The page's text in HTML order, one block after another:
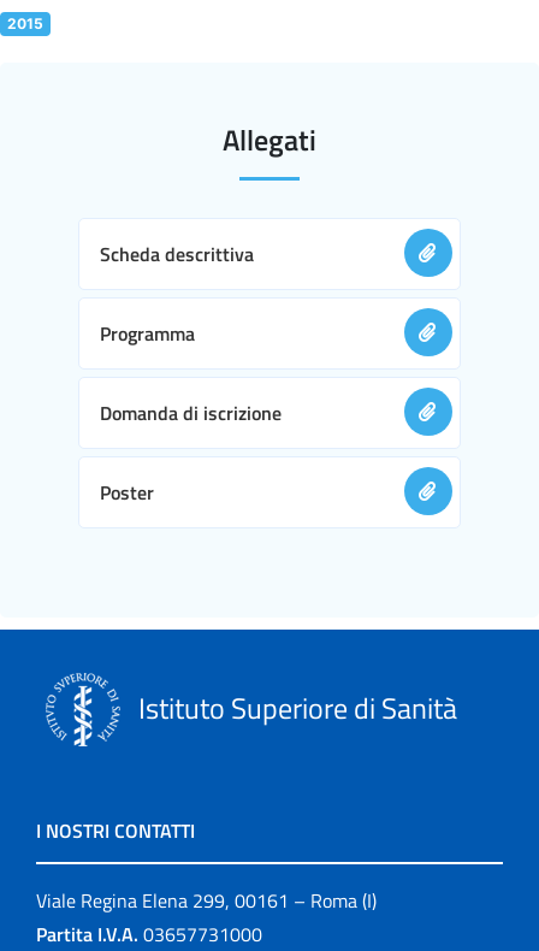
2015
Allegati
Scheda descrittiva
Programma
Domanda di iscrizione
Poster
Istituto Superiore di Sanità
I NOSTRI CONTATTI
Viale Regina Elena 299, 00161 – Roma (I)
Partita I.V.A. 03657731000